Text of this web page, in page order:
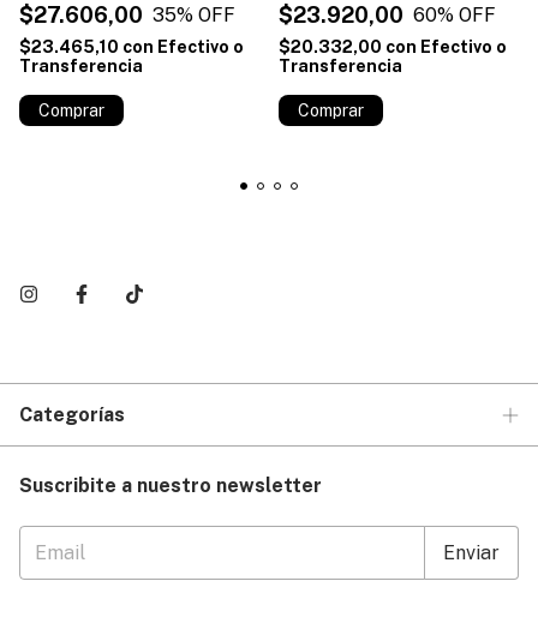
$27.606,00 35% OFF
$23.465,10 con Efectivo o
Transferencia
Comprar
$23.920,00 60% OFF
$20.332,00 con Efectivo o
Transferencia
Comprar
Categorías
Suscribite a nuestro newsletter